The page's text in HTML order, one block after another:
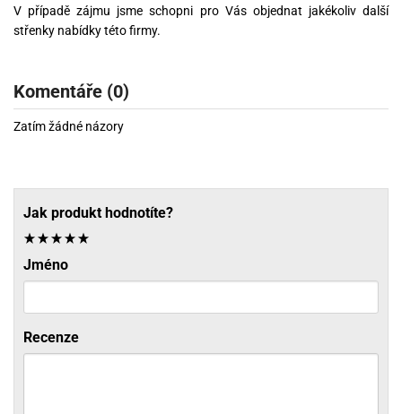
V případě zájmu jsme schopni pro Vás objednat jakékoliv další
střenky nabídky této firmy.
Komentáře (0)
Zatím žádné názory
Jak produkt hodnotíte?
Jméno
Recenze